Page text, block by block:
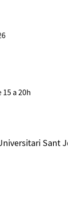
15 a 20h
Sant